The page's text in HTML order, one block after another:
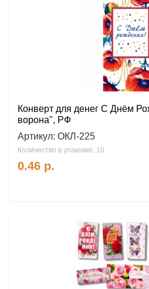
Конверт для денег С Днём
ворона", РФ
Артикул: ОКЛ-225
Количество в упаковке: 10
0.46 р.